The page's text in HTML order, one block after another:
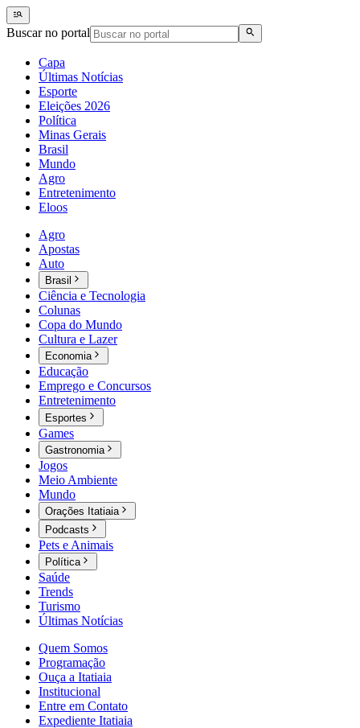
Buscar no portal
Capa
Últimas Notícias
Esporte
Eleições 2026
Política
Minas Gerais
Brasil
Mundo
Agro
Entretenimento
Eloos
Agro
Apostas
Auto
Brasil
Ciência e Tecnologia
Colunas
Copa do Mundo
Cultura e Lazer
Economia
Educação
Emprego e Concursos
Entretenimento
Esportes
Games
Gastronomia
Jogos
Meio Ambiente
Mundo
Orações Itatiaia
Podcasts
Pets e Animais
Política
Saúde
Trends
Turismo
Últimas Notícias
Quem Somos
Programação
Ouça a Itatiaia
Institucional
Entre em Contato
Expediente Itatiaia